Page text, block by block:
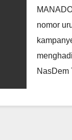
nomor
NasDem